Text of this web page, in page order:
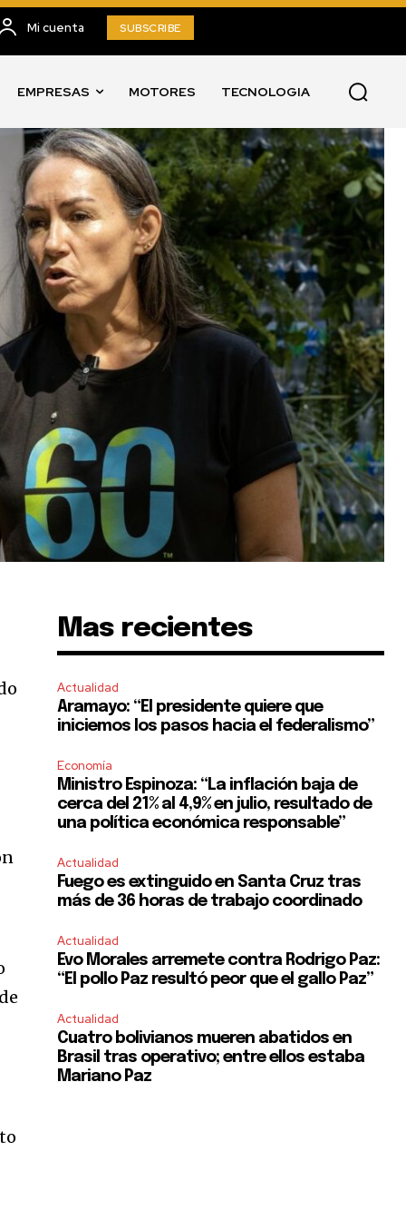
Mi cuenta SUBSCRIBE
EMPRESAS MOTORES TECNOLOGIA
Mas recientes
Actualidad
Aramayo: “El presidente quiere que
iniciemos los pasos hacia el federalismo”
Economía
Ministro Espinoza: “La inflación baja de
cerca del 21% al 4,9% en julio, resultado de
una política económica responsable”
Actualidad
Fuego es extinguido en Santa Cruz tras
más de 36 horas de trabajo coordinado
Actualidad
Evo Morales arremete contra Rodrigo Paz:
“El pollo Paz resultó peor que el gallo Paz”
Actualidad
Cuatro bolivianos mueren abatidos en
Brasil tras operativo; entre ellos estaba
Mariano Paz